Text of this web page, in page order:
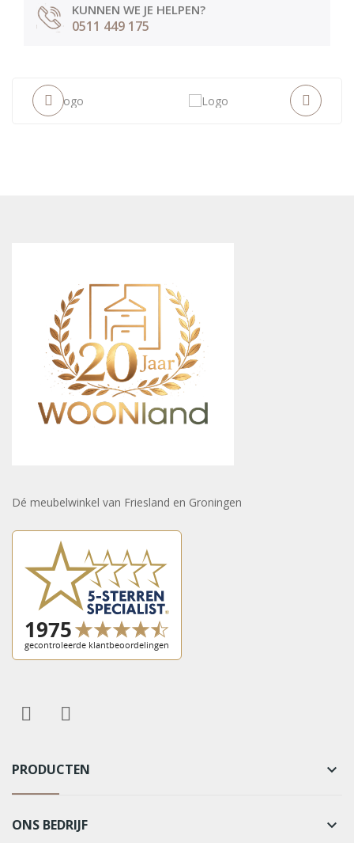
KUNNEN WE JE HELPEN?
0511 449 175
Dé meubelwinkel van Friesland en Groningen
PRODUCTEN keyboard_arrow_down
ONS BEDRIJF keyboard_arrow_down